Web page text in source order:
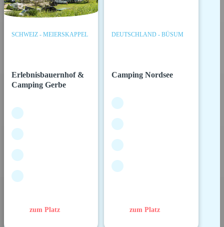
SCHWEIZ - MEIERSKAPPEL
Erlebnisbauernhof &
Camping Gerbe
zum Platz
DEUTSCHLAND - BÜSUM
Camping Nordsee
zum Platz